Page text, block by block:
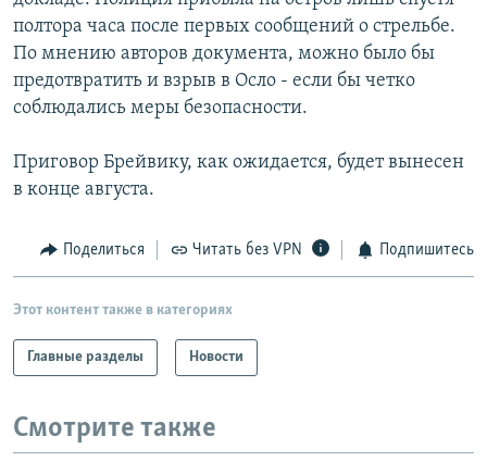
полтора часа после первых сообщений о стрельбе.
По мнению авторов документа, можно было бы
предотвратить и взрыв в Осло - если бы четко
соблюдались меры безопасности.
Приговор Брейвику, как ожидается, будет вынесен
в конце августа.
Поделиться Читать без VPN Подпишитесь
Этот контент также в категориях
Главные разделы Новости
Смотрите также